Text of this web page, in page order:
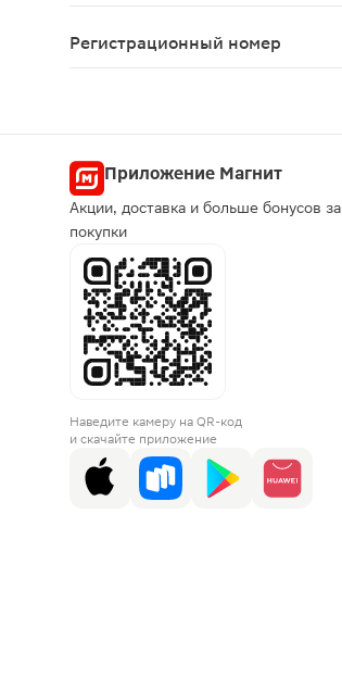
Регистрационный номер
Приложение Магнит
Акции, доставка и больше бонусов за
покупки
Наведите камеру на QR-код
и скачайте приложение